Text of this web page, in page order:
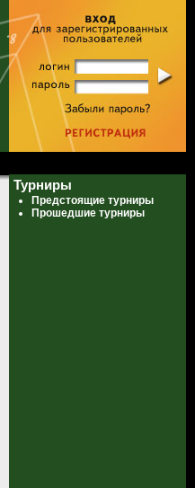
Турниры
Предстоящие турниры
Прошедшие турниры